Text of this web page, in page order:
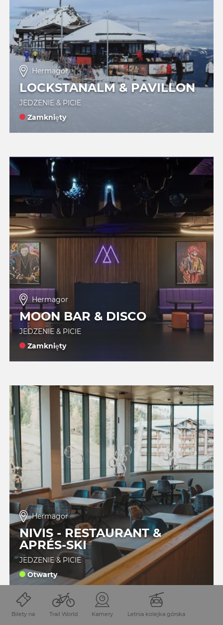
Bilety na Trail World Kamery Letnia kolejka górska
Hermagor
LOCKSTANALM & PAVILLON
JEDZENIE & PICIE
Zamknięty
Hermagor
MOON BAR & DISCO
JEDZENIE & PICIE
Zamknięty
Hermagor
NIVIS - RESTAURANT &
APRÉS-SKI
JEDZENIE & PICIE
Otwarty